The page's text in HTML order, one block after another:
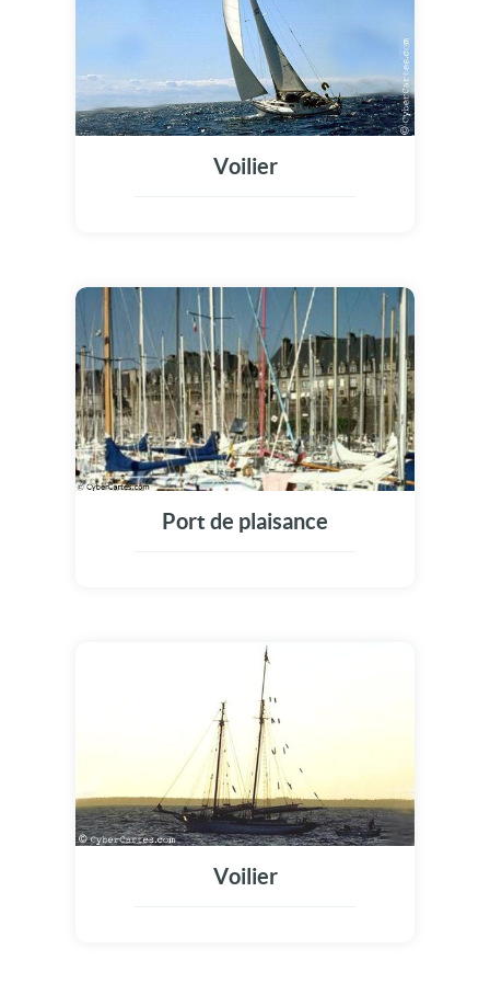
Voilier
Port de plaisance
Voilier